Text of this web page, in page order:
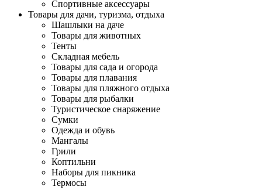
Спортивные аксессуары
Товары для дачи, туризма, отдыха
Шашлыки на даче
Товары для животных
Тенты
Складная мебель
Товары для сада и огорода
Товары для плавания
Товары для пляжного отдыха
Товары для рыбалки
Туристическое снаряжение
Сумки
Одежда и обувь
Мангалы
Грили
Коптильни
Наборы для пикника
Термосы